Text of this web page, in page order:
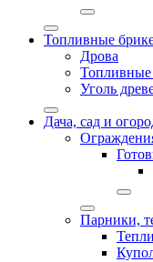
Топливные
Дрова
Уголь
Дача, сад и
Парники,